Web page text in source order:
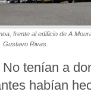
frente al edificio de A
Gustavo Rivas.
tenían a
habían